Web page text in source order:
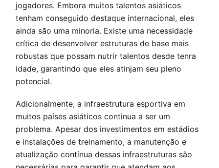
jogadores. Embora muitos talentos asiáticos
tenham conseguido destaque internacional, eles
ainda são uma minoria. Existe uma necessidade
crítica de desenvolver estruturas de base mais
robustas que possam nutrir talentos desde tenra
idade, garantindo que eles atinjam seu pleno
potencial.
Adicionalmente, a infraestrutura esportiva em
muitos países asiáticos continua a ser um
problema. Apesar dos investimentos em estádios
e instalações de treinamento, a manutenção e
atualização contínua dessas infraestruturas são